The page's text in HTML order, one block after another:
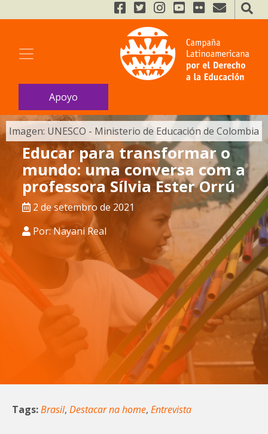
Apoyo
Imagen: UNESCO - Ministerio de Educación de Colombia
Educar para transformar o
mundo: uma conversa com a
professora Sílvia Ester Orrú
2 de setembro de 2021
Por: Nayani Real
Tags:Brasil, Destacar na home, Entrevista